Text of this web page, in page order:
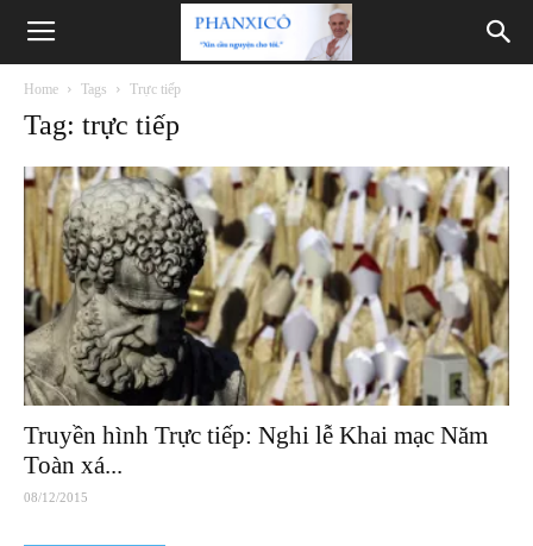
Phanxicô
Home Tags Trực tiếp
Tag: trực tiếp
Truyền hình Trực tiếp: Nghi lễ Khai mạc Năm
Toàn xá...
08/12/2015